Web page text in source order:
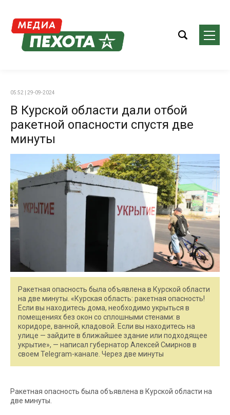
05:52 | 29-09-2024
В Курской области дали отбой
ракетной опасности спустя две
минуты
Ракетная опасность была объявлена в Курской области
на две минуты. «Курская область: ракетная опасность!
Если вы находитесь дома, необходимо укрыться в
помещениях без окон со сплошными стенами: в
коридоре, ванной, кладовой. Если вы находитесь на
улице — зайдите в ближайшее здание или подходящее
укрытие», — написал губернатор Алексей Смирнов в
своем Telegram-канале. Через две минуты
Ракетная опасность была объявлена в Курской области на
две минуты.